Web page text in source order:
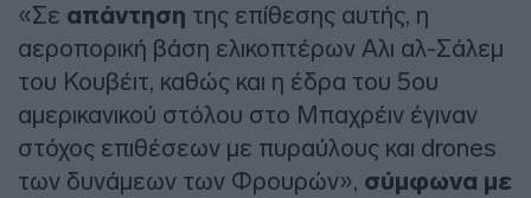
«Σε απάντηση της επίθεσης αυτής, η
αεροπορική βάση ελικοπτέρων Αλι αλ-Σάλεμ
του Κουβέιτ, καθώς και η έδρα του 5ου
αμερικανικού στόλου στο Μπαχρέιν έγιναν
στόχος επιθέσεων με πυραύλους και drones
των δυνάμεων των Φρουρών», σύμφωνα με